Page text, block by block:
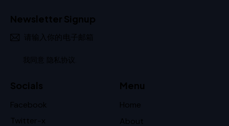
Newsletter Signup
我同意 隐私协议
Socials
Facebook
Twitter-x
Menu
Home
About